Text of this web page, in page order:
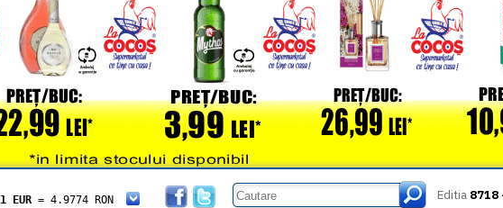
1 EUR = 4.9774 RON
Editia 8718